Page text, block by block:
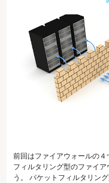
前回はファイアウォールの
フィルタリング型のファイ
う。 パケットフィルタリン